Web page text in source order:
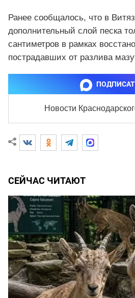
Ранее сообщалось, что в
дополнительный слой песка
сантиметров в рамках
пострадавших от разлива
Новости
СЕЙЧАС ЧИТАЮТ